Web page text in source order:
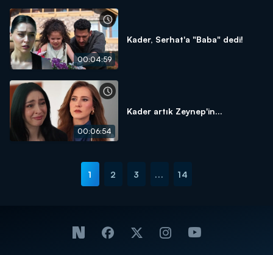
00:04:59
Kader, Serhat'a "Baba" dedi!
00:06:54
Kader artık Zeynep'in...
1 2 3 ... 14